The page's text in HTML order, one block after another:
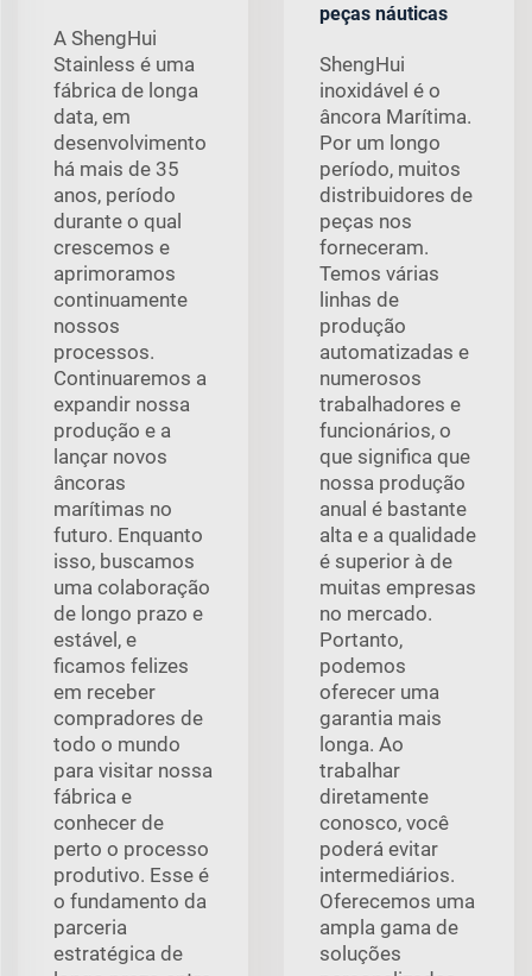
A ShengHui
Stainless é uma
fábrica de longa
data, em
desenvolvimento
há mais de 35
anos, período
durante o qual
crescemos e
aprimoramos
continuamente
nossos
processos.
Continuaremos a
expandir nossa
produção e a
lançar novos
âncoras
marítimas no
futuro. Enquanto
isso, buscamos
uma colaboração
de longo prazo e
estável, e
ficamos felizes
em receber
compradores de
todo o mundo
para visitar nossa
fábrica e
conhecer de
perto o processo
produtivo. Esse é
o fundamento da
parceria
estratégica de
peças náuticas
ShengHui
inoxidável é o
âncora Marítima.
Por um longo
período, muitos
distribuidores de
peças nos
forneceram.
Temos várias
linhas de
produção
automatizadas e
numerosos
trabalhadores e
funcionários, o
que significa que
nossa produção
anual é bastante
alta e a qualidade
é superior à de
muitas empresas
no mercado.
Portanto,
podemos
oferecer uma
garantia mais
longa. Ao
trabalhar
diretamente
conosco, você
poderá evitar
intermediários.
Oferecemos uma
ampla gama de
soluções